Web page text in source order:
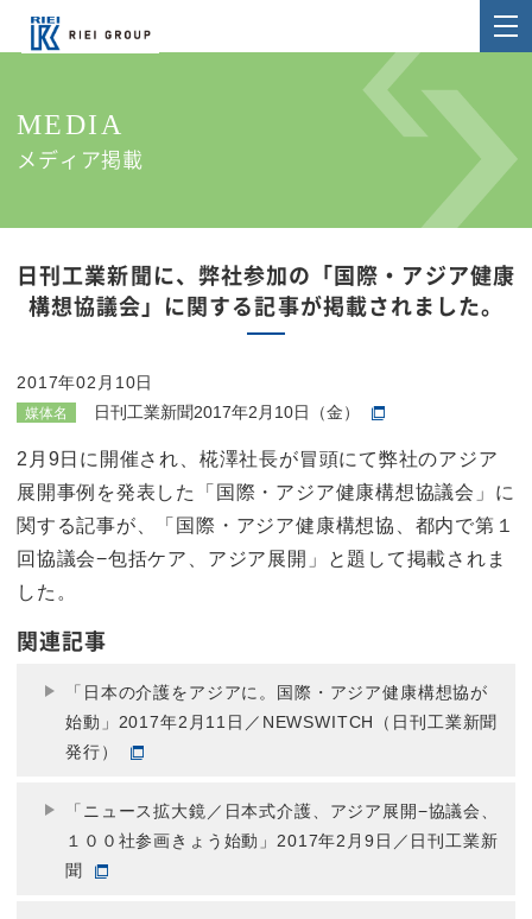
MEDIA
メディア掲載
日刊工業新聞に、弊社参加の「国際・アジア健康
構想協議会」に関する記事が掲載されました。
2017年02月10日
媒体名 日刊工業新聞2017年2月10日（金）
2月9日に開催され、椛澤社長が冒頭にて弊社のアジア
展開事例を発表した「国際・アジア健康構想協議会」に
関する記事が、「国際・アジア健康構想協、都内で第１
回協議会−包括ケア、アジア展開」と題して掲載されま
した。
関連記事
「日本の介護をアジアに。国際・アジア健康構想協が
始動」2017年2月11日／NEWSWITCH（日刊工業新聞
発行）
「ニュース拡大鏡／日本式介護、アジア展開−協議会、
１００社参画きょう始動」2017年2月9日／日刊工業新
聞